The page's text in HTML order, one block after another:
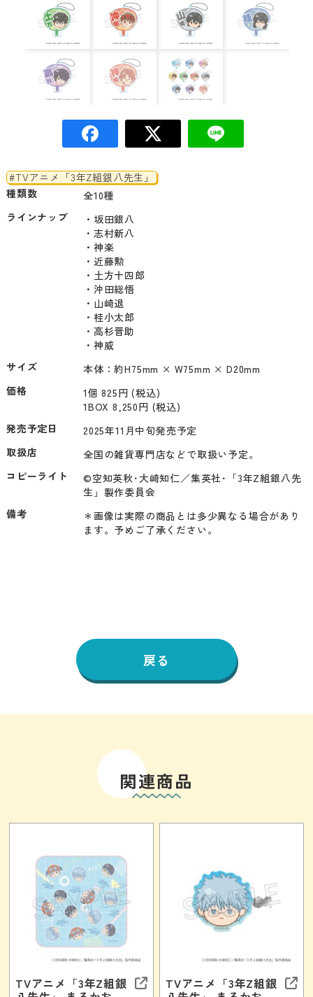
#TVアニメ「3年Z組銀八先生」
種類数
全10種
ラインナップ
・坂田銀八
・志村新八
・神楽
・近藤勲
・土方十四郎
・沖田総悟
・山崎退
・桂小太郎
・高杉晋助
・神威
サイズ
本体：約H75mm × W75mm × D20mm
価格
1個 825円 (税込)
1BOX 8,250円 (税込)
発売予定日
2025年11月中旬発売予定
取扱店
全国の雑貨専門店などで取扱い予定。
コピーライト
©空知英秋･大崎知仁／集英社･「3年Z組銀八先
生」製作委員会
備考
＊画像は実際の商品とは多少異なる場合があり
ます。予めご了承ください。
戻る
関連商品
TVアニメ「3年Z組銀 TVアニメ「3年Z組銀